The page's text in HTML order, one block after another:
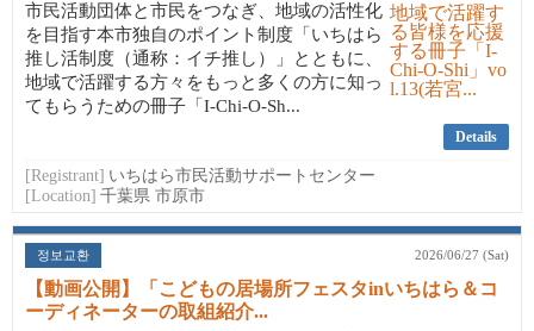
市民活動団体と市民をつなぎ、地域の活性化
を目指す本市独自のポイント制度「いちはら
推し活制度（通称：イチ推し）」とともに、
地域で活躍する方々をもっと多くの方に知っ
てもらうための冊子「I-Chi-O-Sh...
Details
[Registrant] いちはら市民活動サポートセンター
[Location] 千葉県 市原市
정보교환 2026/06/27 (Sat)
【動画公開】「こどもの居場所フェスタinいちはら＆コ
ーディネーターの取組紹介...